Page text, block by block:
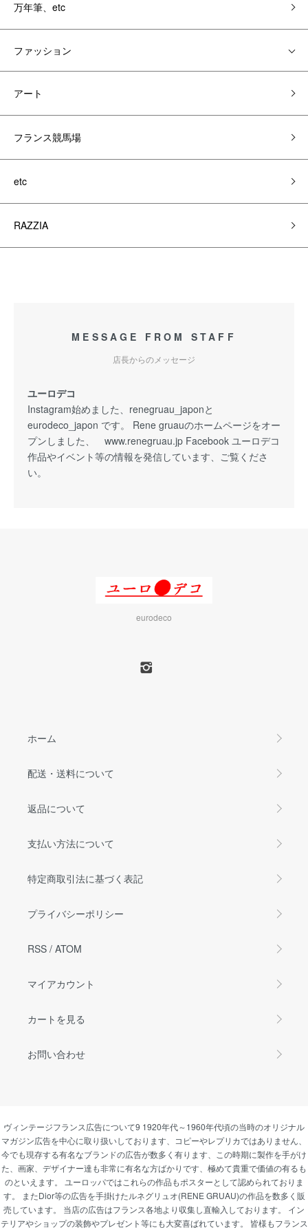
万年筆、etc
ファッション
アート
フランス競馬場
etc
RAZZIA
MESSAGE FROM STAFF
店長からのメッセージ
ユーロデコ
Instagram始めました、renegruau_japonと
eurodeco_japon です。 Rene gruauのホームページをオー
プンしました、 www.renegruau.jp Facebook ユーロデコ
作品やイベント等の情報を発信しています、ご覧くださ
い。
eurodeco
ホーム
配送・送料について
返品について
支払い方法について
特定商取引法に基づく表記
プライバシーポリシー
RSS / ATOM
マイアカウント
カートを見る
お問い合わせ
ヴィンテージフランス広告について9 1920年代～1960年代頃の当時のオリジナル
マガジン広告を中心に取り扱いしております、コピーやレプリカではありません、
今でも現存する有名なブランドの広告が数多く有ります、この時期に製作を手がけ
た、画家、デザイナー達も非常に有名な方ばかりです、極めて貴重で価値の有るも
のといえます。 ユーロッパではこれらの作品もポスターとして認められておりま
す。 またDior等の広告を手掛けたルネグリュオ(RENE GRUAU)の作品を数多く販
売しています。 当店の広告はフランス各地より収集し直輸入しております。 イン
テリアやショップの装飾やプレゼント等にも大変喜ばれています。 皆様もフランス